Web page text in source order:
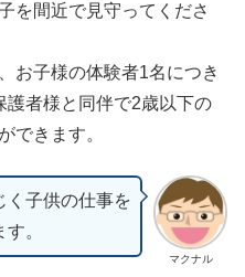
を間近で見守ってくださ
お子様の体験者1名につき
護者様と同伴で2歳以下の
できます。
マクナル
く子供の仕事を
。